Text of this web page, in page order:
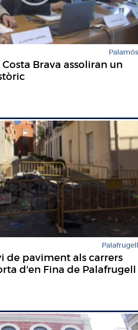
Palamós
Brava assoliran un
Palafrugell
de paviment als carrers
d'en Fina de Palafrugell